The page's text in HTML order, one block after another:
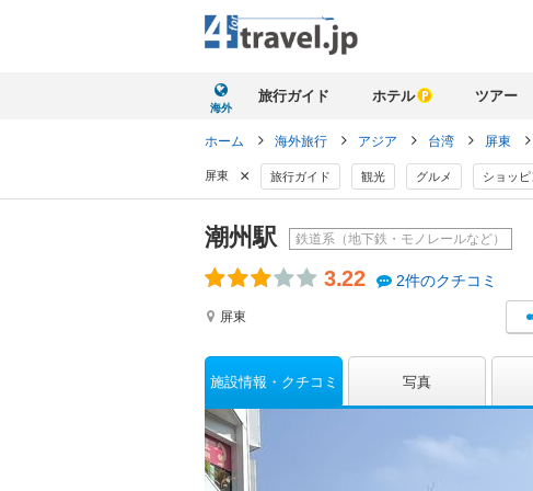
海外
旅行ガイド ホテル ツアー
ホーム 海外旅行 アジア 台湾 屏東
屏東 × 旅行ガイド 観光 グルメ ショッ
潮州駅 鉄道系（地下鉄・モノレールなど）
3.22 2件のクチコミ
屏東
施設情報 クチコミ 写真